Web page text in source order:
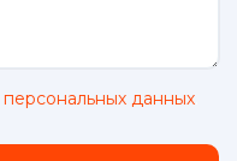
персональных данных